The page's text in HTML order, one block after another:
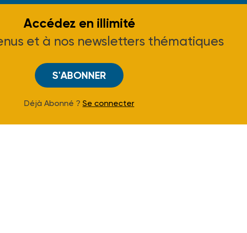
Accédez en illimité
et à nos newsletters thématiques
S'ABONNER
Déjà Abonné ? Se connecter